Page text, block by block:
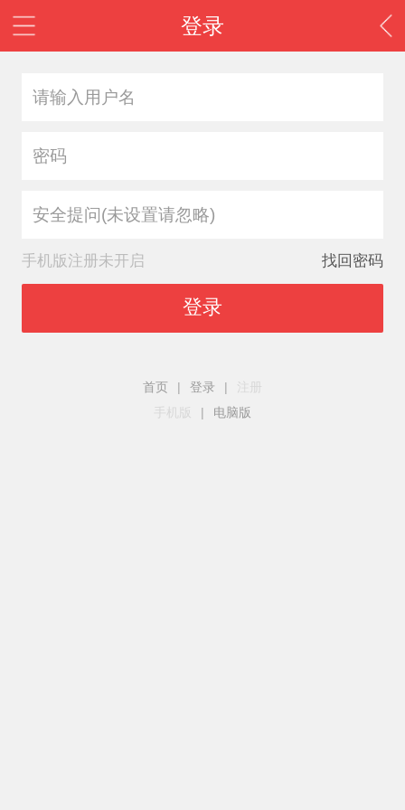
登录
安全提问(未设置请忽略)
手机版注册未开启 找回密码
登录
首页 | 登录 |
注册
手机版
| 电脑版